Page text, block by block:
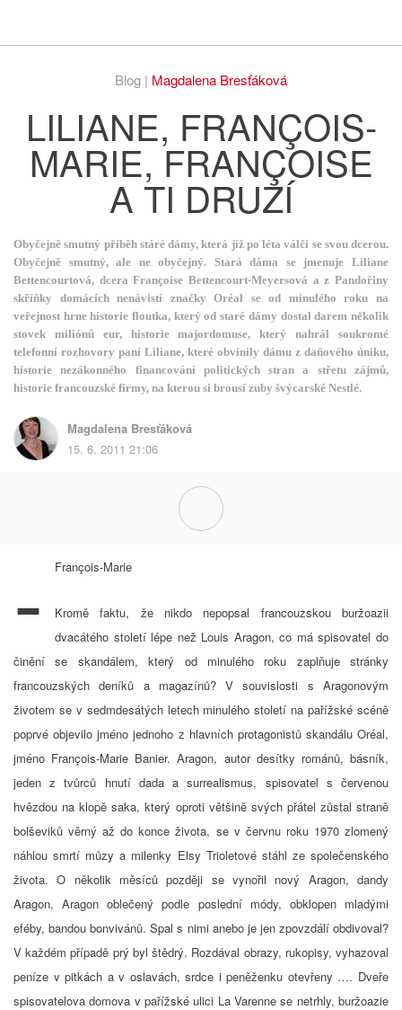
Blog | Magdalena Bresťáková
LILIANE, FRANÇOIS-
MARIE, FRANÇOISE
A TI DRUZÍ
Obyčejně smutný příběh stáré dámy, která již po léta válčí se svou dcerou.
Obyčejně smutný, ale ne obyčejný. Stará dáma se jmenuje Liliane
Bettencourtová, dcera Françoise Bettencourt-Meyersová a z Pandořiny
skříňky domácích nenávistí značky Oréal se od minulého roku na
veřejnost hrne historie floutka, který od staré dámy dostal darem několik
stovek miliónů eur, historie majordomuse, který nahrál soukromé
telefonní rozhovory paní Liliane, které obvinily dámu z daňového úniku,
historie nezákonného financování politických stran a střetu zájmů,
historie francouzské firmy, na kterou si brousí zuby švýcarské Nestlé.
Magdalena Bresťáková
15. 6. 2011 21:06
- François-Marie
Kromě faktu, že nikdo nepopsal francouzskou buržoazii
dvacátého století lépe než Louis Aragon, co má spisovatel do
činění se skandálem, který od minulého roku zaplňuje stránky
francouzských deníků a magazínů? V souvislosti s Aragonovým
životem se v sedmdesátých letech minulého století na pařížské scéně
poprvé objevilo jméno jednoho z hlavních protagonistů skandálu Oréal,
jméno François-Marie Banier. Aragon, autor desítky románů, básník,
jeden z tvůrců hnutí dada a surrealismus, spisovatel s červenou
hvězdou na klopě saka, který oproti většině svých přátel zůstal straně
bolševiků věrný až do konce života, se v červnu roku 1970 zlomený
náhlou smrtí můzy a milenky Elsy Trioletové stáhl ze společenského
života. O několik měsíců později se vynořil nový Aragon, dandy
Aragon, Aragon oblečený podle poslední módy, obklopen mladými
eféby, bandou bonvivánů. Spal s nimi anebo je jen zpovzdálí obdivoval?
V každém případě prý byl štědrý. Rozdával obrazy, rukopisy, vyhazoval
peníze v pitkách a v oslavách, srdce i peněženku otevřeny …. Dveře
spisovatelova domova v pařížské ulici La Varenne se netrhly, buržoazie